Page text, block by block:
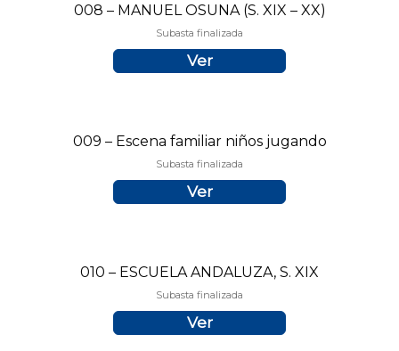
008 – MANUEL OSUNA (S. XIX – XX)
Subasta finalizada
Ver
009 – Escena familiar niños jugando
Subasta finalizada
Ver
010 – ESCUELA ANDALUZA, S. XIX
Subasta finalizada
Ver